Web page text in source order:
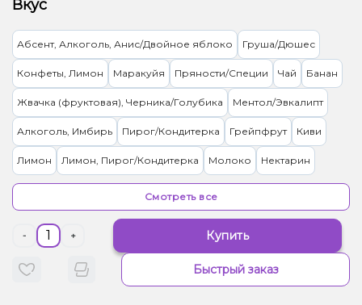
Вкус
Абсент, Алкоголь, Анис/Двойное яблоко Груша/Дюшес
Конфеты, Лимон Маракуйя Пряности/Специи Чай Банан
Жвачка (фруктовая), Черника/Голубика Ментол/Эвкалипт
Алкоголь, Имбирь Пирог/Кондитерка Грейпфрут Киви
Лимон Лимон, Пирог/Кондитерка Молоко Нектарин
Земляника Банан, Лёд/Холодок
Лёд/Холодок, Мандарин
Лёд/Холодок, Черника/Голубика Грейпфрут, Лёд/Холодок
Смотреть все
- + Купить
Быстрый заказ